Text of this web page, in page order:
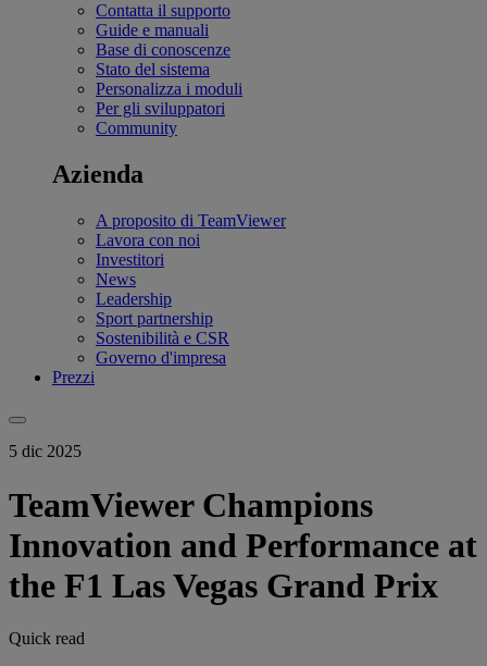
Contatta il supporto
Guide e manuali
Base di conoscenze
Stato del sistema
Personalizza i moduli
Per gli sviluppatori
Community
Azienda
A proposito di TeamViewer
Lavora con noi
Investitori
News
Leadership
Sport partnership
Sostenibilità e CSR
Governo d'impresa
Prezzi
5 dic 2025
TeamViewer Champions
Innovation and Performance at
the F1 Las Vegas Grand Prix
Quick read